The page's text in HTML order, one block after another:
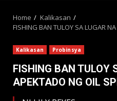
Home
Kalikasan
FISHING BAN TULOY SA LUGAR
Kalikasan Probinsya
FISHING BAN TULOY
APEKTADO NG OIL